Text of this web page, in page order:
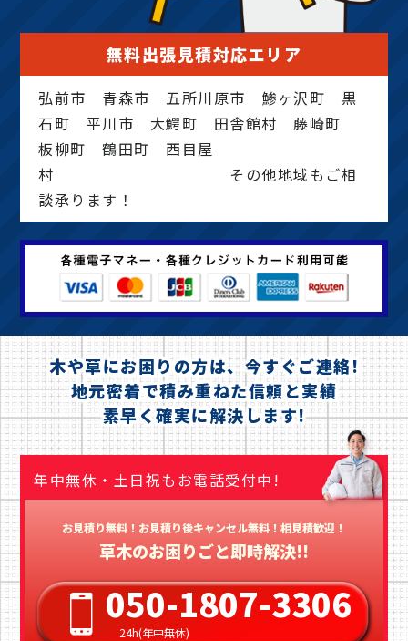
無料出張見積対応エリア
弘前市 青森市 五所川原市 鯵ヶ沢町 黒
石町 平川市 大鰐町 田舎館村 藤崎町
板柳町 鶴田町 西目屋
村 その他地域もご相
談承ります！
木や草にお困りの方は、今すぐご連絡!
地元密着で積み重ねた信頼と実績
素早く確実に解決します!
年中無休・土日祝もお電話受付中!
お見積り無料！お見積り後キャンセル無料！相見積歓迎！
草木のお困りごと即時解決!!
050-1807-3306
24h(年中無休)